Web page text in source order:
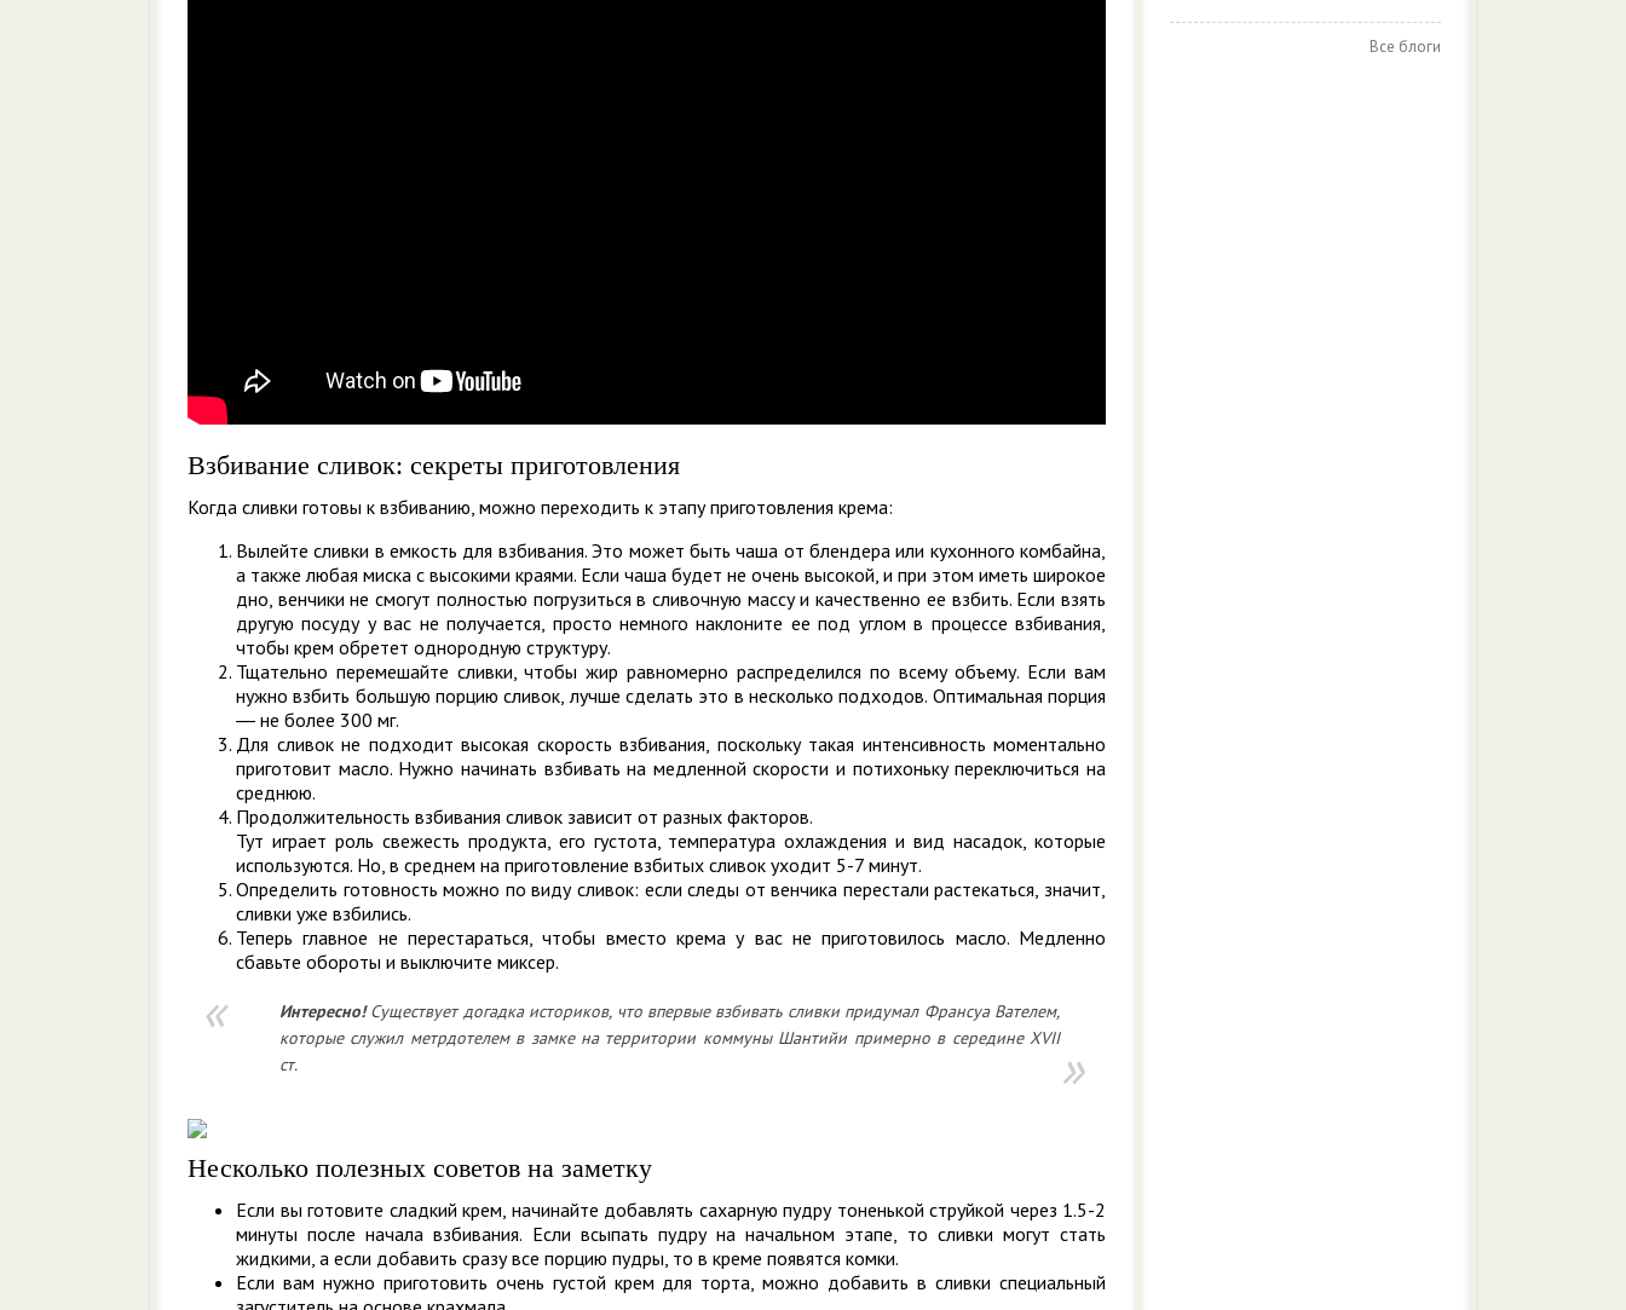
Взбивание сливок: секреты приготовления
Когда сливки готовы к взбиванию, можно переходить к этапу приготовления крема:
Вылейте сливки в емкость для взбивания. Это может быть чаша от блендера или кухонного комбайна,
а также любая миска с высокими краями. Если чаша будет не очень высокой, и при этом иметь широкое
дно, венчики не смогут полностью погрузиться в сливочную массу и качественно ее взбить. Если взять
другую посуду у вас не получается, просто немного наклоните ее под углом в процессе взбивания,
чтобы крем обретет однородную структуру.
Тщательно перемешайте сливки, чтобы жир равномерно распределился по всему объему. Если вам
нужно взбить большую порцию сливок, лучше сделать это в несколько подходов. Оптимальная порция
― не более 300 мг.
Для сливок не подходит высокая скорость взбивания, поскольку такая интенсивность моментально
приготовит масло. Нужно начинать взбивать на медленной скорости и потихоньку переключиться на
среднюю.
Продолжительность взбивания сливок зависит от разных факторов.
Тут играет роль свежесть продукта, его густота, температура охлаждения и вид насадок, которые
используются. Но, в среднем на приготовление взбитых сливок уходит 5-7 минут.
Определить готовность можно по виду сливок: если следы от венчика перестали растекаться, значит,
сливки уже взбились.
Теперь главное не перестараться, чтобы вместо крема у вас не приготовилось масло. Медленно
сбавьте обороты и выключите миксер.
Интересно!Существует догадка историков, что впервые взбивать сливки придумал Франсуа Вателем,
которые служил метрдотелем в замке на территории коммуны Шантийи примерно в середине XVII
ст.
Несколько полезных советов на заметку
Если вы готовите сладкий крем, начинайте добавлять сахарную пудру тоненькой струйкой через 1.5-2
минуты после начала взбивания. Если всыпать пудру на начальном этапе, то сливки могут стать
жидкими, а если добавить сразу все порцию пудры, то в креме появятся комки.
Если вам нужно приготовить очень густой крем для торта, можно добавить в сливки специальный
Все блоги